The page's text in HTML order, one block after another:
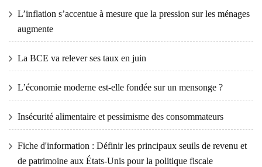
L’inflation s’accentue à mesure que la pression sur les ménages
augmente
La BCE va relever ses taux en juin
L’économie moderne est-elle fondée sur un mensonge ?
Insécurité alimentaire et pessimisme des consommateurs
Fiche d'information : Définir les principaux seuils de revenu et
de patrimoine aux États-Unis pour la politique fiscale